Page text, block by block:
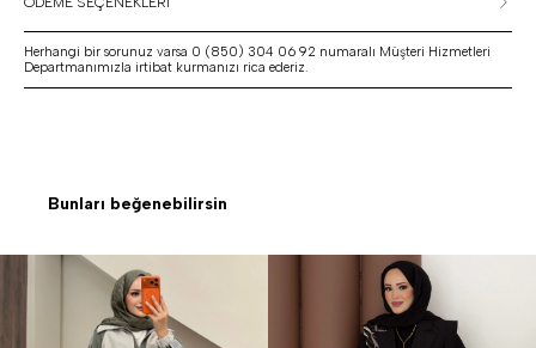
Herhangi bir sorunuz varsa 0 (850) 304 06 92 numaralı Müşteri Hizmetleri
Departmanımızla irtibat kurmanızı rica ederiz.
Bunları beğenebilirsin